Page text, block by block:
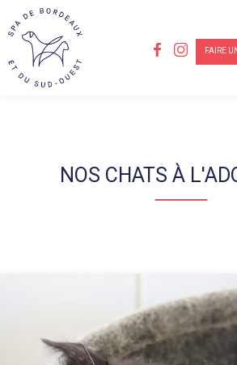
FAIRE
NOS CHATS À